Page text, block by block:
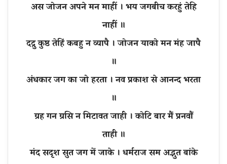
अस जोजन अपने मन माहीं । भय जगबीच करहुं तेहि
नाहीं ॥
दद्रु कुष्ठ तेहिं कबहु न व्यापै । जोजन याको मन मंह जापै
॥
अंधकार जग का जो हरता । नव प्रकाश से आनन्द भरता
॥
ग्रह गन ग्रसि न मिटावत जाही । कोटि बार मैं प्रनवौं
ताही ॥
मंद सदृश सुत जग में जाके । धर्मराज सम अद्भुत बांके